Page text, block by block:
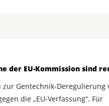
der EU-Kommission sind
zur Gentechnik-Deregulierung
die „EU-Verfassung“. Für